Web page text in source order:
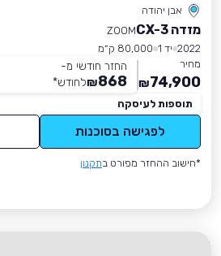
אבן יהודה
מזדה CX-3
ZOOM
2022 יד 1
80,000 ק״מ
מחיר
74,900
₪
החזר חודשי מ-
868
₪לחודש*
תוספות לעיסקה
לפגישה בסוכנות
*חישוב ההחזר מפורט בתקנון